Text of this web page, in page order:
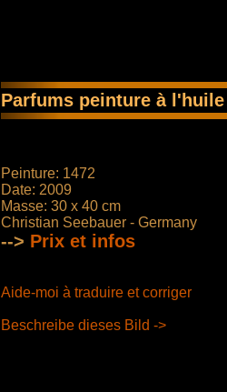
Parfums peinture à l'huile
Peinture: 1472
Date: 2009
Masse: 30 x 40 cm
Christian Seebauer - Germany
--> Prix ​​et infos
Aide-moi à traduire et corriger
Beschreibe dieses Bild ->